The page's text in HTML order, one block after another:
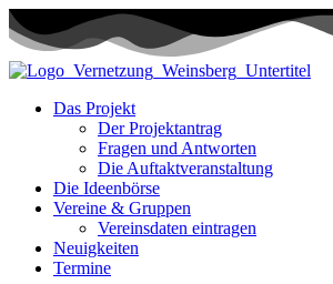
Das Projekt
Der Projektantrag
Fragen und Antworten
Die Auftaktveranstaltung
Die Ideenbörse
Vereine & Gruppen
Vereinsdaten eintragen
Neuigkeiten
Termine